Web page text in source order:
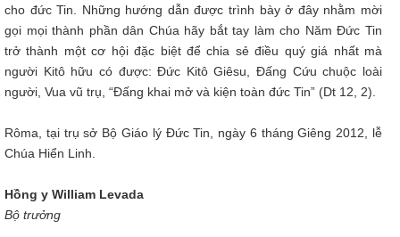
cho đức Tin. Những hướng dẫn được trình bày ở đây nhằm mời
gọi mọi thành phần dân Chúa hãy bắt tay làm cho Năm Đức Tin
trở thành một cơ hội đặc biệt để chia sẻ điều quý giá nhất mà
người Kitô hữu có được: Đức Kitô Giêsu, Đấng Cứu chuộc loài
người, Vua vũ trụ, “Đấng khai mở và kiện toàn đức Tin” (Dt 12, 2).
Rôma, tại trụ sở Bộ Giáo lý Đức Tin, ngày 6 tháng Giêng 2012, lễ
Chúa Hiển Linh.
Hồng y William Levada
Bộ trưởng